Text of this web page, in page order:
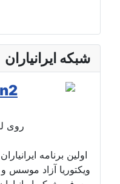
شبکه ایرانیاران
روی
اولین برنامه
ویکتوریا آزاد موسس